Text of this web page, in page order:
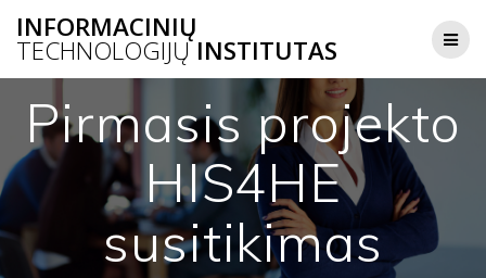
content
INFORMACINIŲ
TECHNOLOGIJŲINSTITUTAS
Pirmasis projekto
HIS4HE
susitikimas